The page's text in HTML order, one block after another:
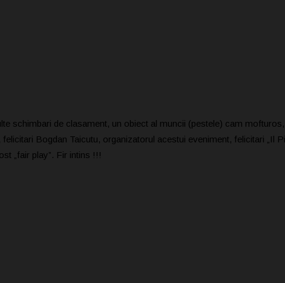
schimbari de clasament, un obiect al muncii (pestele) cam
Bogdan Taicutu, organizatorul acestui eveniment, felicitari „Il
„fair play”. Fir intins !!!